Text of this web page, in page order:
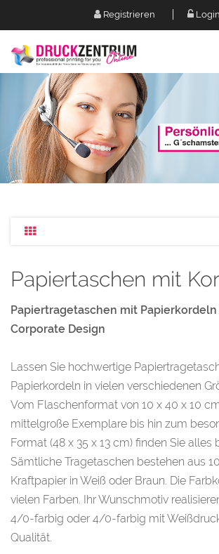
Registrieren Login
Papiertaschen mit
Papiertragetaschen mit
Corporate Design
Lassen Sie hochwertige
Papierkordeln in vielen verschiedenen
Vom Flaschenformat von 10 x 40 x 10
mittelgroße Exemplare bis hin zum
Format (48 x 35 x 13 cm) finden Sie alles
Sämtliche Tragetaschen bestehen aus
Kraftpapier in Weiß oder Braun. Die
vielen Farben. Ihr Wunschmotiv
4/0-farbig oder 4/0-farbig mit
Qualität.